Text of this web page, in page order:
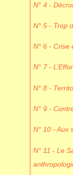
N° 4 -
N° 5 - Trop
N° 6 - Crise
N° 7 -
N° 8 -
N° 9 -
N° 10 - Aux
N° 11 - Le